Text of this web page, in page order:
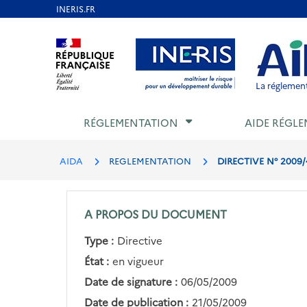
Aller au contenu Aller au menu Aller au
La
RÉGLEMENTATION AIDE
AIDA REGLEMENTATION DIRECTIVE N°
A PROPOS DU DOCUMENT
Type : Directive
État : en vigueur
Date de signature : 06/05/2009
Date de publication : 21/05/2009